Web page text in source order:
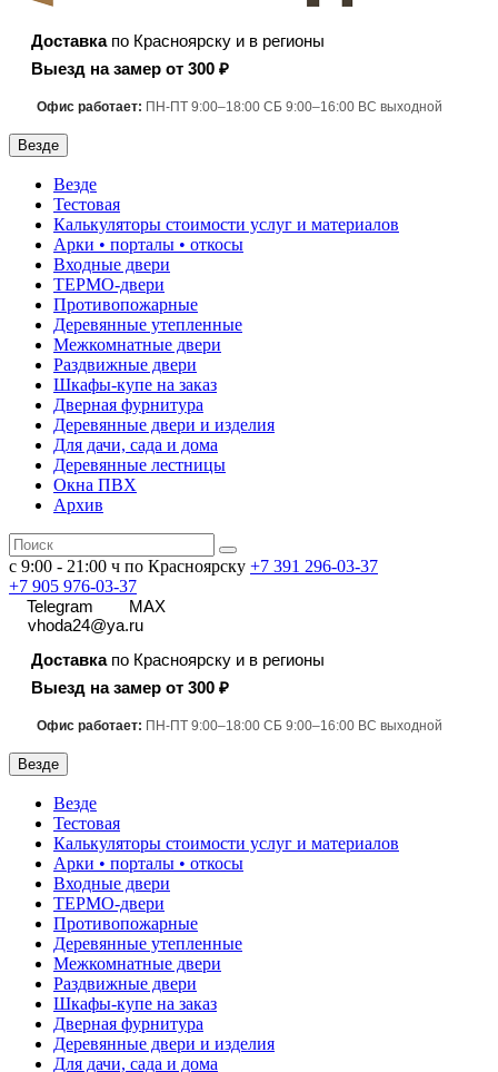
Доставкапо Красноярску и в регионы
Выезд на замер от 300 ₽
Офис работает: ПН-ПТ 9:00–18:00 СБ 9:00–16:00 ВС выходной
Везде
Везде
Тестовая
Калькуляторы стоимости услуг и материалов
Арки • порталы • откосы
Входные двери
ТЕРМО-двери
Противопожарные
Деревянные утепленные
Межкомнатные двери
Раздвижные двери
Шкафы-купе на заказ
Дверная фурнитура
Деревянные двери и изделия
Для дачи, сада и дома
Деревянные лестницы
Окна ПВХ
Архив
с 9:00 - 21:00 ч по Красноярску +7 391 296-03-37
+7 905 976-03-37
Telegram
MAX
vhoda24@ya.ru
Доставкапо Красноярску и в регионы
Выезд на замер от 300 ₽
Офис работает: ПН-ПТ 9:00–18:00 СБ 9:00–16:00 ВС выходной
Везде
Везде
Тестовая
Калькуляторы стоимости услуг и материалов
Арки • порталы • откосы
Входные двери
ТЕРМО-двери
Противопожарные
Деревянные утепленные
Межкомнатные двери
Раздвижные двери
Шкафы-купе на заказ
Дверная фурнитура
Деревянные двери и изделия
Для дачи, сада и дома